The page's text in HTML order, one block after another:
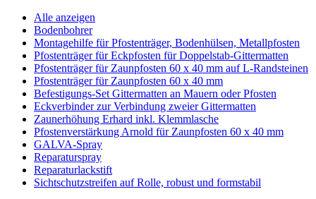
Alle anzeigen
Bodenbohrer
Montagehilfe für Pfostenträger, Bodenhülsen, Metallpfosten
Pfostenträger für Eckpfosten für Doppelstab-Gittermatten
Pfostenträger für Zaunpfosten 60 x 40 mm auf L-Randsteinen
Pfostenträger für Zaunpfosten 60 x 40 mm
Befestigungs-Set Gittermatten an Mauern oder Pfosten
Eckverbinder zur Verbindung zweier Gittermatten
Zaunerhöhung Erhard inkl. Klemmlasche
Pfostenverstärkung Arnold für Zaunpfosten 60 x 40 mm
GALVA-Spray
Reparaturspray
Reparaturlackstift
Sichtschutzstreifen auf Rolle, robust und formstabil